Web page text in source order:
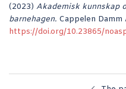
(2023) Akademisk kunnskap
barnehagen. Cappelen Damm
https://doi.org/10.23865/